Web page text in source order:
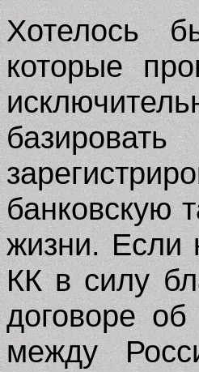
Хотелось
которые
банковскую
жизни. Если
КК в силу
договоре
между